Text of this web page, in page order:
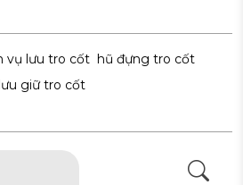
vụ lưu tro cốt hũ đựng tro cốt
giữ tro cốt